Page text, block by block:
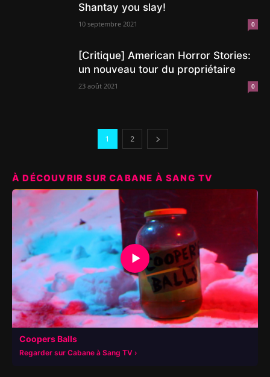
Shantay you slay!
10 septembre 2021 0
[Critique] American Horror Stories:
un nouveau tour du propriétaire
23 août 2021 0
1 2
À DÉCOUVRIR SUR CABANE À SANG TV
▶
Coopers Balls
Regarder sur Cabane à Sang TV